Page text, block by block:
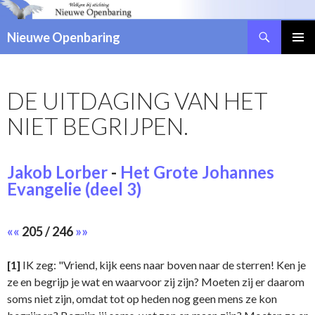
Nieuwe Openbaring
SPRINGEN
DE UITDAGING VAN HET
NIET BEGRIJPEN.
Jakob Lorber - Het Grote Johannes
Evangelie (deel 3)
«« 205 / 246»»
[1] IK zeg: "Vriend, kijk eens naar boven naar de sterren! Ken je
ze en begrijp je wat en waarvoor zij zijn? Moeten zij er daarom
soms niet zijn, omdat tot op heden nog geen mens ze kon